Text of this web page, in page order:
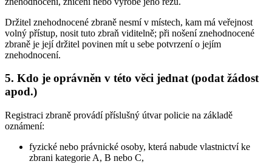
Držitel znehodnocené zbraně nesmí v místech, kam má veřejnost
volný přístup, nosit tuto zbraň viditelně; při nošení znehodnocené
zbraně je její držitel povinen mít u sebe potvrzení o jejím
znehodnocení.
5. Kdo je oprávněn v této věci jednat (podat žádost
apod.)
Registraci zbraně provádí příslušný útvar policie na základě
oznámení:
fyzické nebo právnické osoby, která nabude vlastnictví ke
zbrani kategorie A, B nebo C,